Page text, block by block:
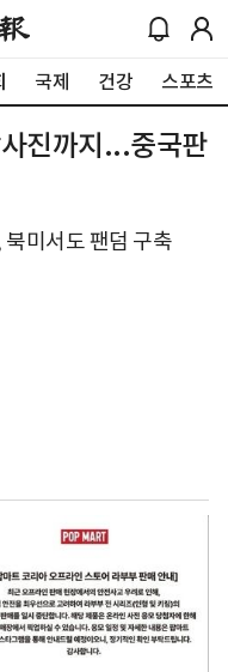
국제 건강 스포츠
진까지...중국판
미서도 팬덤 구축